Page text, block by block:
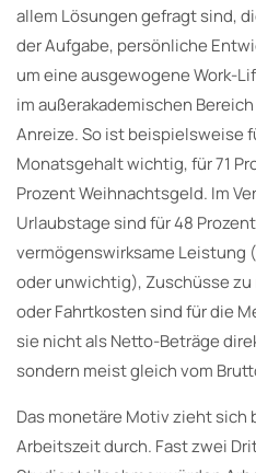
allem Lösungen gefragt sind,
der Aufgabe, persönliche
um eine ausgewogene Work-
im außerakademischen
Anreize. So ist beispielsweise
Monatsgehalt wichtig, für 71
Prozent Weihnachtsgeld. Im
Urlaubstage sind für 48
vermögenswirksame Leistung
oder unwichtig), Zuschüsse
oder Fahrtkosten sind für die
sie nicht als Netto-Beträge
sondern meist gleich vom
Das monetäre Motiv zieht sich
Arbeitszeit durch. Fast zwei